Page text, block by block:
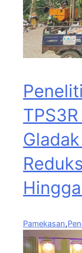
Pamekasan,